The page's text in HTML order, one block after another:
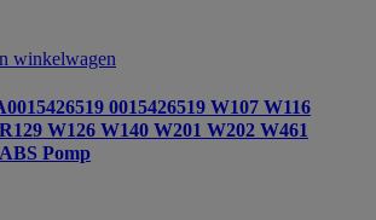
winkelwagen
0015426519 W107 W116
W126 W140 W201 W202 W461
Pomp